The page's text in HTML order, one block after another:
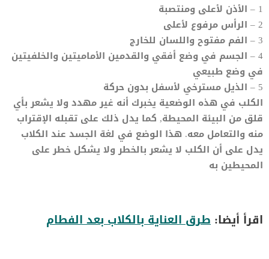
1 – الأذن لأعلى ومنتصبة
2 – الرأس مرفوع لأعلى
3 – الفم مفتوح واللسان للخارج
4 – الجسم في وضع أفقي والقدمين الأماميتين والخلفيتين
في وضع طبيعي
5 – الذيل مسترخي لأسفل بدون حركة
الكلب في هذه الوضعية يخبرك أنه غير مهدد ولا يشعر بأي
قلق من البيئة المحيطة, كما يدل ذلك على تقبله الإقتراب
منه والتعامل معه. هذا الوضع في لغة الجسد عند الكلاب
يدل على أن الكلب لا يشعر بالخطر ولا يشكل خطر على
المحيطين به
اقرأ أيضا: طرق العناية بالكلاب بعد الفطام